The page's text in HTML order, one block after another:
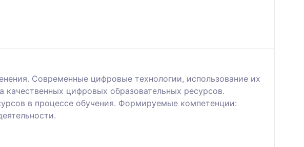
Современные цифровые технологии, использование их
качественных цифровых образовательных ресурсов.
в процессе обучения. Формируемые компетенции: